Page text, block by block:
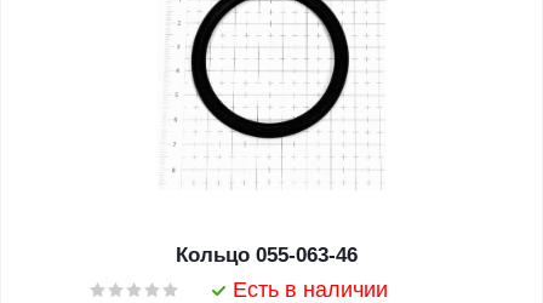
Кольцо 055-063-46
Есть в наличии